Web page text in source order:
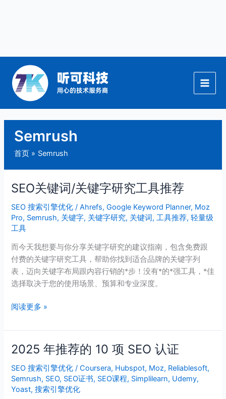
Semrush
首页 Semrush
SEO关键词/关键字研究工具推荐
SEO 搜索引擎优化 /Ahrefs,Google Keyword Planner, Moz
Pro, Semrush, 关键字, 关键字研究, 关键词,工具推荐,轻量级
工具
而今天我想要与你分享关键字研究的建议指南，包含免费跟
付费的关键字研究工具，帮助你找到适合品牌的关键字列
表，迈向关键字布局跟内容行销的*步！没有*的*强工具，*佳
选择取决于您的使用场景、预算和专业深度。
SEO
键
词/
键
字
研
究
具
荐
阅读更多 »
2025 年推荐的 10 项 SEO 认证
SEO 搜索引擎优化 /Coursera, Hubspot, Moz, Reliablesoft,
Semrush, SEO, SEO证书, SEO课程, Simplilearn, Udemy,
Yoast,搜索引擎优化
2025
推
荐